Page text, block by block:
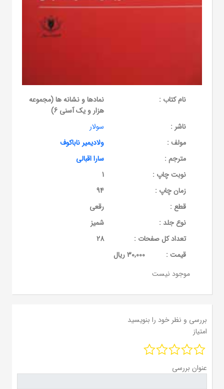
نام کتاب :
نمادها و نشانه ها (مجموعه
هزار و یک آسنی 6)
ناشر :
سولار
مولف :
ولادیمیر ناباکوف
مترجم :
سارا اقبالی
نوبت چاپ :
1
زمان چاپ :
94
قطع :
رقعی
نوع جلد :
شمیز
تعداد کل صفحات :
28
قيمت :
30,000 ریال
موجود نیست
بررسی و نظر خود را بنویسید
امتیاز
عنوان بررسی